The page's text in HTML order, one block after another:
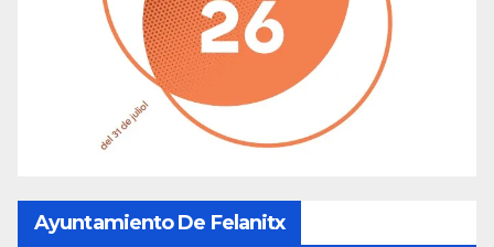
Ayuntamiento De Felanitx